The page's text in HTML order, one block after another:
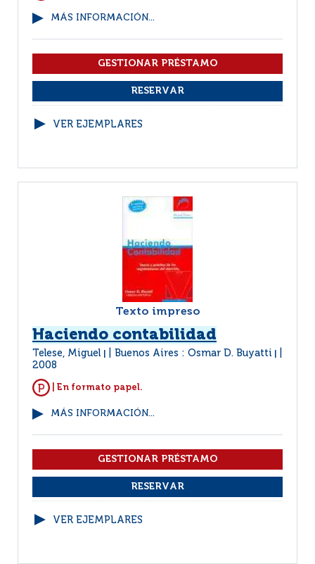
MÁS INFORMACIÓN...
VER EJEMPLARES
Texto impreso
Haciendo contabilidad
Telese, Miguel Buenos Aires : Osmar D. Buyatti
2008
| En formato papel.
MÁS INFORMACIÓN...
VER EJEMPLARES